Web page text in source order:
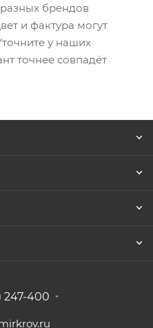
брендов
и фактура могут
у наших
точнее совпадёт
247-400